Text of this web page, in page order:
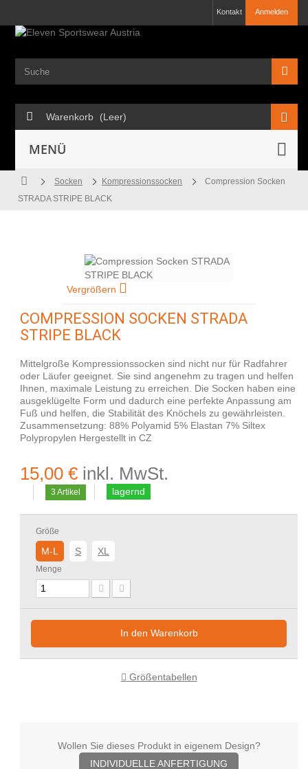
Anmelden
Kontakt
Warenkorb (Leer)
MENÜ
Socken Kompressionssocken
Compression Socken
STRADA STRIPE BLACK
Vergrößern
COMPRESSION SOCKEN STRADA
STRIPE BLACK
Mittelgroße Kompressionssocken sind nicht nur für Radfahrer
oder Läufer geeignet. Sie sind angenehm zu tragen und helfen
Ihnen, maximale Leistung zu erreichen. Die Socken haben eine
ausgeklügelte Form und dadurch eine perfekte Anpassung am
Fuß und helfen, die Stabilität des Knöchels zu gewährleisten.
Zusammensetzung: 88% Polyamid 5% Elastan 7% Siltex
Polypropylen Hergestellt in CZ
15,00 € inkl. MwSt.
3 Artikel lagernd
Größe
M-L S XL
Menge
In den Warenkorb
Größentabellen
Wollen Sie dieses Produkt in eigenem Design?
INDIVIDUELLE ANFERTIGUNG